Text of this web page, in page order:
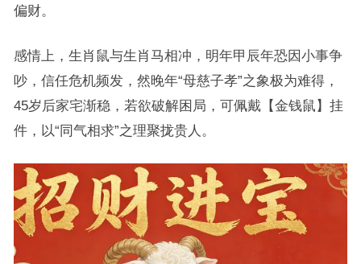
偏财。
感情上，生肖鼠与生肖马相冲，明年甲辰年恐因小事争
吵，信任危机频发，然晚年“母慈子孝”之象极为难得，
45岁后家宅渐稳，若欲破解困局，可佩戴【金钱鼠】挂
件，以“同气相求”之理聚拢贵人。